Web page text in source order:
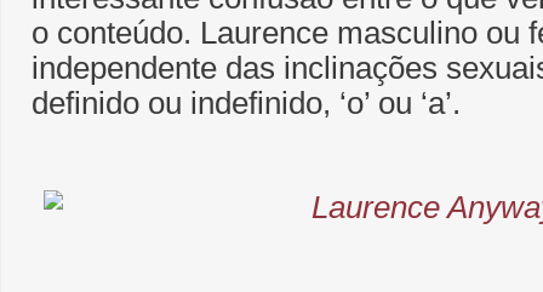
o conteúdo. Laurence masculino ou
independente das inclinações
definido ou indefinido, ‘o’ ou ‘a’.